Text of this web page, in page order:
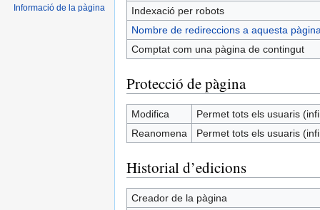
Indexació per robots
Nombre de redireccions a aquesta
Comptat com una pàgina de contingut
Protecció de pàgina
Modifica
Permet tots els usuaris
Reanomena
Permet tots els usuaris
Historial d’edicions
Creador de la pàgina
Informació de la pàgina